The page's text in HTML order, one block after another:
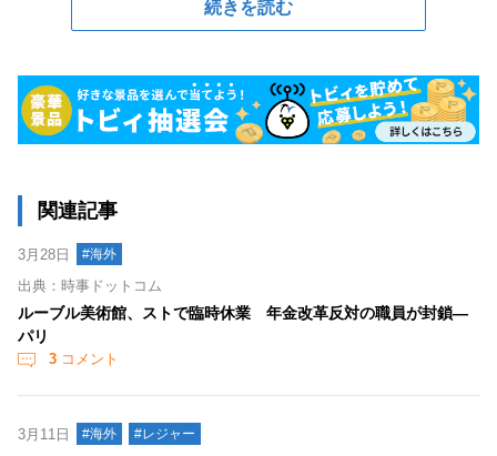
続きを読む
関連記事
3月28日 #海外
出典：時事ドットコム
ルーブル美術館、ストで臨時休業 年金改革反対の職員が封鎖―
パリ
3 コメント
3月11日 #海外 #レジャー